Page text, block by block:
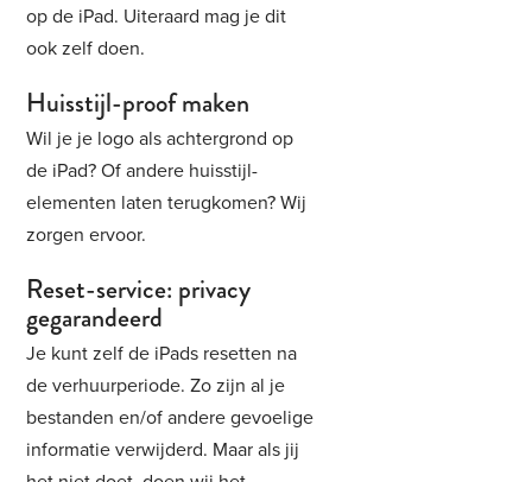
op de iPad. Uiteraard mag je dit
ook zelf doen.
Huisstijl-proof maken
Wil je je logo als achtergrond op
de iPad? Of andere huisstijl-
elementen laten terugkomen? Wij
zorgen ervoor.
Reset-service: privacy
gegarandeerd
Je kunt zelf de iPads resetten na
de verhuurperiode. Zo zijn al je
bestanden en/of andere gevoelige
informatie verwijderd. Maar als jij